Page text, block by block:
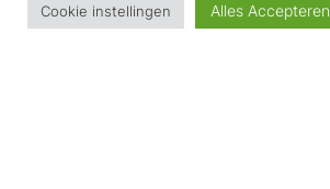
WebShop
Cookie instellingen Alles Accepteren